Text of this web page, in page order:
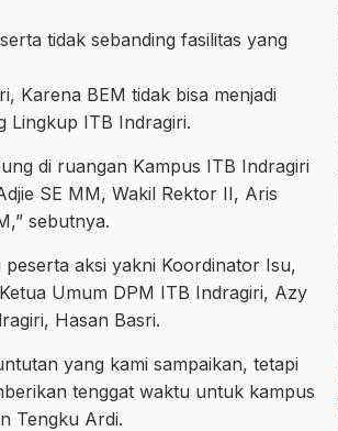
tidak sebanding fasilitas yang
Karena BEM tidak bisa menjadi
Lingkup ITB Indragiri.
di ruangan Kampus ITB Indragiri
SE MM, Wakil Rektor II, Aris
sebutnya.
aksi yakni Koordinator Isu,
Umum DPM ITB Indragiri, Azy
Hasan Basri.
yang kami sampaikan, tetapi
tenggat waktu untuk kampus
Tengku Ardi.